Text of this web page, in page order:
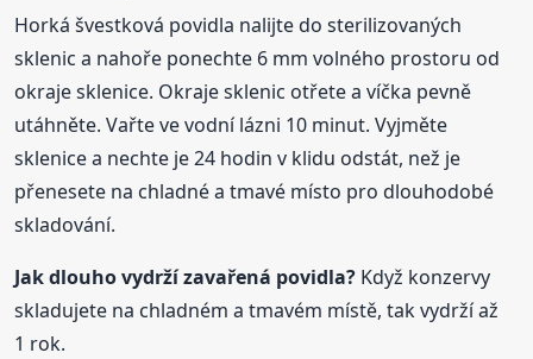
Horká švestková povidla nalijte do sterilizovaných
sklenic a nahoře ponechte 6 mm volného prostoru od
okraje sklenice. Okraje sklenic otřete a víčka pevně
utáhněte. Vařte ve vodní lázni 10 minut. Vyjměte
sklenice a nechte je 24 hodin v klidu odstát, než je
přenesete na chladné a tmavé místo pro dlouhodobé
skladování.
Jak dlouho vydrží zavařená povidla? Když konzervy
skladujete na chladném a tmavém místě, tak vydrží až
1 rok.